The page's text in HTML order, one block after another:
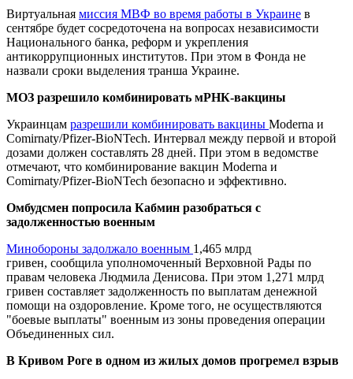
Виртуальная миссия МВФ во время работы в Украине в
сентябре будет сосредоточена на вопросах независимости
Национального банка, реформ и укрепления
антикоррупционных институтов. При этом в Фонда не
назвали сроки выделения транша Украине.
МОЗ разрешило комбинировать мРНК-вакцины
Украинцам разрешили комбинировать вакцины Moderna и
Comirnaty/Pfizer-BioNTech. Интервал между первой и второй
дозами должен составлять 28 дней. При этом в ведомстве
отмечают, что комбинирование вакцин Moderna и
Comirnaty/Pfizer-BioNTech безопасно и эффективно.
Омбудсмен попросила Кабмин разобраться с
задолженностью военным
Минобороны задолжало военным 1,465 млрд
гривен, сообщила уполномоченный Верховной Рады по
правам человека Людмила Денисова. При этом 1,271 млрд
гривен составляет задолженность по выплатам денежной
помощи на оздоровление. Кроме того, не осуществляются
"боевые выплаты" военным из зоны проведения операции
Объединенных сил.
В Кривом Роге в одном из жилых домов прогремел взрыв